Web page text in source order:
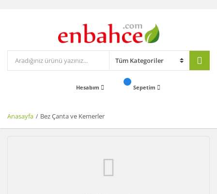
Hesabım Sepetim
Anasayfa Bez Çanta ve Kemerler